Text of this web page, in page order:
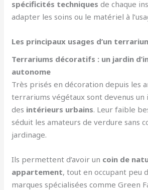
spécificités techniques de chaque
adapter les soins ou le matériel à
Les principaux usages d’un
Terrariums décoratifs : un jardin
autonome
Très prisés en décoration depuis les
terrariums végétaux sont devenus un
des intérieurs urbains. Leur faible
séduit les amateurs de verdure sans
jardinage.
Ils permettent d’avoir un coin de
appartement, tout en occupant peu
marques spécialisées comme Green